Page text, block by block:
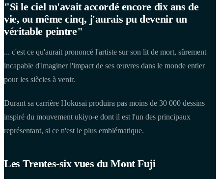
"Si le ciel m'avait accordé encore dix ans de
vie, ou même cinq, j'aurais pu devenir un
véritable peintre"
... c'est ce qu'aurait prononcé l'artiste sur son lit de mort, sûrement
incapable d'imaginer l'impact de ses œuvres dans le monde entier
pour les siècles à venir.
Durant sa carrière Hokusai produira pas moins de 30 000 dessins
inspiré du mouvement ukiyo-e dont il est l'un des principaux
représentant, si ce n'est le plus emblématique.
Les Trentes-six vues du Mont Fuji